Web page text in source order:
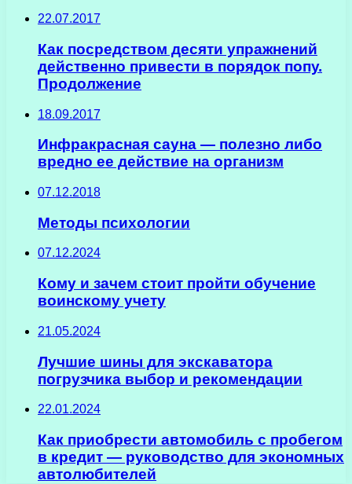
22.07.2017
Как посредством десяти упражнений
действенно привести в порядок попу.
Продолжение
18.09.2017
Инфракрасная сауна — полезно либо
вредно ее действие на организм
07.12.2018
Методы психологии
07.12.2024
Кому и зачем стоит пройти обучение
воинскому учету
21.05.2024
Лучшие шины для экскаватора
погрузчика выбор и рекомендации
22.01.2024
Как приобрести автомобиль с пробегом
в кредит — руководство для экономных
автолюбителей